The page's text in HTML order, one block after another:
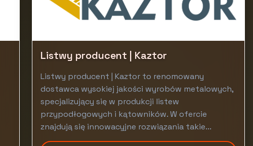
Listwy producent | Kaztor
Listwy producent | Kaztor to renomowany
dostawca wysokiej jakości wyrobów metalowych,
specjalizujący się w produkcji listew
przypodłogowych i kątowników. W ofercie
znajdują się innowacyjne rozwiązania takie...